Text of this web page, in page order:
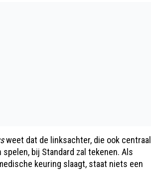
weet dat de linksachter, die ook centraal
spelen, bij Standard zal tekenen. Als
keuring slaagt, staat niets een